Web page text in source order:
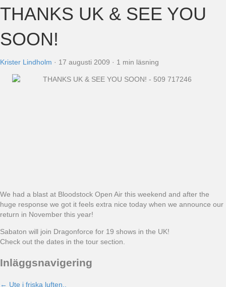
THANKS UK & SEE YOU
SOON!
Krister Lindholm · 17 augusti 2009 · 1 min läsning
We had a blast at Bloodstock Open Air this weekend and after the
huge response we got it feels extra nice today when we announce our
return in November this year!
Sabaton will join Dragonforce for 19 shows in the UK!
Check out the dates in the tour section.
Inläggsnavigering
← Ute i friska luften..